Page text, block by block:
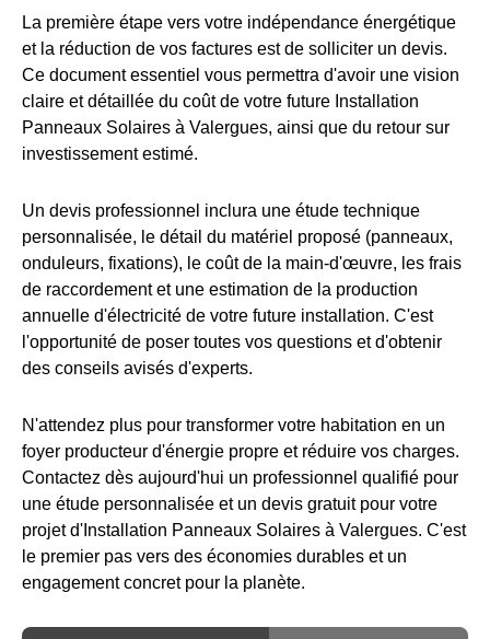
La première étape vers votre indépendance énergétique
et la réduction de vos factures est de solliciter un devis.
Ce document essentiel vous permettra d'avoir une vision
claire et détaillée du coût de votre future Installation
Panneaux Solaires à Valergues, ainsi que du retour sur
investissement estimé.
Un devis professionnel inclura une étude technique
personnalisée, le détail du matériel proposé (panneaux,
onduleurs, fixations), le coût de la main-d'œuvre, les frais
de raccordement et une estimation de la production
annuelle d'électricité de votre future installation. C'est
l'opportunité de poser toutes vos questions et d'obtenir
des conseils avisés d'experts.
N'attendez plus pour transformer votre habitation en un
foyer producteur d'énergie propre et réduire vos charges.
Contactez dès aujourd'hui un professionnel qualifié pour
une étude personnalisée et un devis gratuit pour votre
projet d'Installation Panneaux Solaires à Valergues. C'est
le premier pas vers des économies durables et un
engagement concret pour la planète.